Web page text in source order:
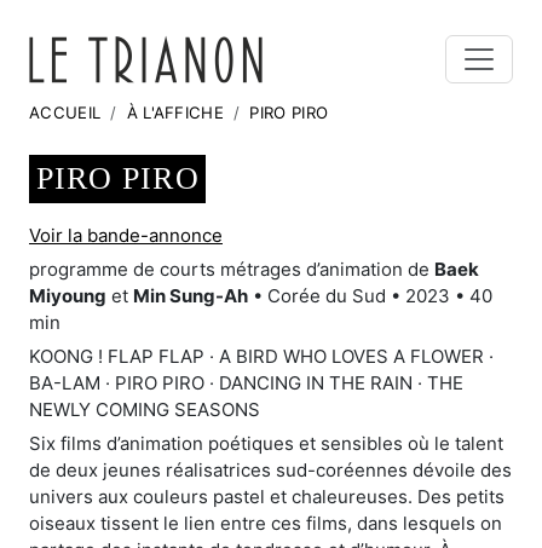
ACCUEIL À L'AFFICHE PIRO PIRO
PIRO PIRO
Voir la bande-annonce
programme de courts métrages d’animation de Baek
Miyoung et Min Sung-Ah • Corée du Sud • 2023 • 40
min
KOONG ! FLAP FLAP · A BIRD WHO LOVES A FLOWER ·
BA-LAM · PIRO PIRO · DANCING IN THE RAIN · THE
NEWLY COMING SEASONS
Six films d’animation poétiques et sensibles où le talent
de deux jeunes réalisatrices sud-coréennes dévoile des
univers aux couleurs pastel et chaleureuses. Des petits
oiseaux tissent le lien entre ces films, dans lesquels on